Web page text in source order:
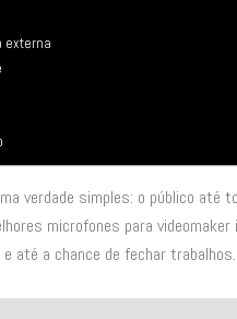
externa
verdade simples: o público até
microfones para
até a chance de fechar trabalhos.